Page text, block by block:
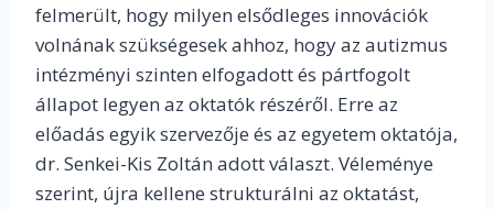
felmerült, hogy milyen elsődleges innovációk
volnának szükségesek ahhoz, hogy az autizmus
intézményi szinten elfogadott és pártfogolt
állapot legyen az oktatók részéről. Erre az
előadás egyik szervezője és az egyetem oktatója,
dr. Senkei-Kis Zoltán adott választ. Véleménye
szerint, újra kellene strukturálni az oktatást,